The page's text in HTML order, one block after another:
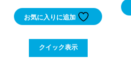
の
価
は
¥3,900
在
お気に入りに追加
クイック表示